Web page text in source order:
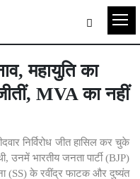
महायुति का
MVA का नहीं
निर्विरोध जीत हासिल कर चुके
उनमें भारतीय जनता पार्टी (BJP)
(SS) के रवींद्र फाटक और दुष्यंत